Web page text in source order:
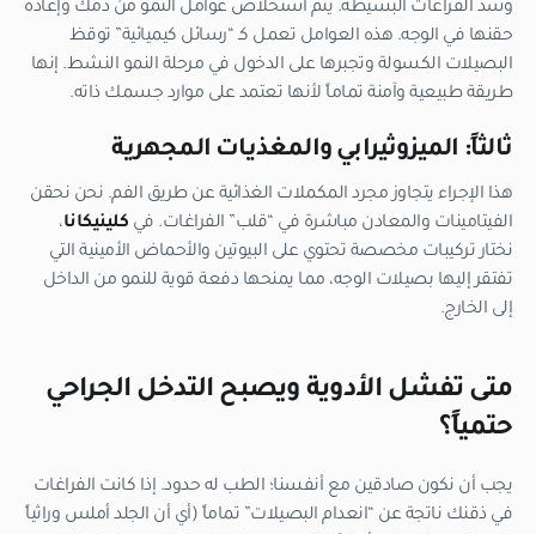
وسد الفراغات البسيطة. يتم استخلاص عوامل النمو من دمك وإعادة
حقنها في الوجه. هذه العوامل تعمل كـ “رسائل كيميائية” توقظ
البصيلات الكسولة وتجبرها على الدخول في مرحلة النمو النشط. إنها
طريقة طبيعية وآمنة تماماً لأنها تعتمد على موارد جسمك ذاته.
ثالثاً: الميزوثيرابي والمغذيات المجهرية
هذا الإجراء يتجاوز مجرد المكملات الغذائية عن طريق الفم. نحن نحقن
الفيتامينات والمعادن مباشرة في “قلب” الفراغات. في كلينيكانا،
نختار تركيبات مخصصة تحتوي على البيوتين والأحماض الأمينية التي
تفتقر إليها بصيلات الوجه، مما يمنحها دفعة قوية للنمو من الداخل
إلى الخارج.
متى تفشل الأدوية ويصبح التدخل الجراحي
حتمياً؟
يجب أن نكون صادقين مع أنفسنا؛ الطب له حدود. إذا كانت الفراغات
في ذقنك ناتجة عن “انعدام البصيلات” تماماً (أي أن الجلد أملس وراثياً